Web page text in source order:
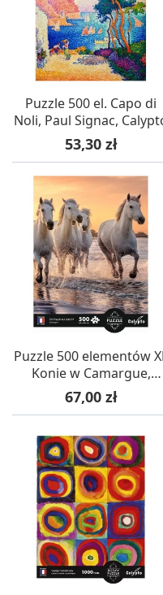
Puzzle 500 el. Capo di
Noli, Paul Signac,
Cena
53,30 zł
Puzzle 500 elementów
Konie w Camargue,
Calypto
Cena
67,00 zł